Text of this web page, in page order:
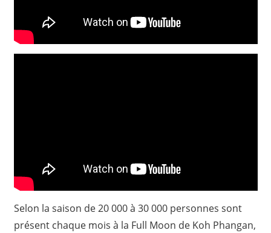
Selon la saison de 20 000 à 30 000 personnes sont
présent chaque mois à la Full Moon de Koh Phangan,